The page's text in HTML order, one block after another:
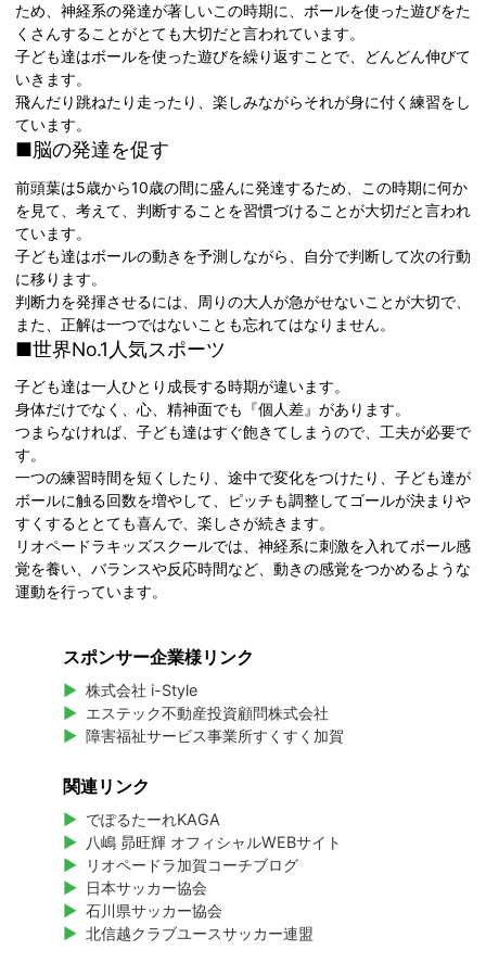
ため、神経系の発達が著しいこの時期に、ボールを使った遊びをた
くさんすることがとても大切だと言われています。
子ども達はボールを使った遊びを繰り返すことで、どんどん伸びて
いきます。
飛んだり跳ねたり走ったり、楽しみながらそれが身に付く練習をし
ています。
■脳の発達を促す
前頭葉は5歳から10歳の間に盛んに発達するため、この時期に何か
を見て、考えて、判断することを習慣づけることが大切だと言われ
ています。
子ども達はボールの動きを予測しながら、自分で判断して次の行動
に移ります。
判断力を発揮させるには、周りの大人が急がせないことが大切で、
また、正解は一つではないことも忘れてはなりません。
■世界No.1人気スポーツ
子ども達は一人ひとり成長する時期が違います。
身体だけでなく、心、精神面でも『個人差』があります。
つまらなければ、子ども達はすぐ飽きてしまうので、工夫が必要で
す。
一つの練習時間を短くしたり、途中で変化をつけたり、子ども達が
ボールに触る回数を増やして、ピッチも調整してゴールが決まりや
すくするととても喜んで、楽しさが続きます。
リオペードラキッズスクールでは、神経系に刺激を入れてボール感
覚を養い、バランスや反応時間など、動きの感覚をつかめるような
運動を行っています。
スポンサー企業様リンク
株式会社 i-Style
エステック不動産投資顧問株式会社
障害福祉サービス事業所すくすく加賀
関連リンク
でぽるたーれKAGA
八嶋 昴旺輝 オフィシャルWEBサイト
リオペードラ加賀コーチブログ
日本サッカー協会
石川県サッカー協会
北信越クラブユースサッカー連盟